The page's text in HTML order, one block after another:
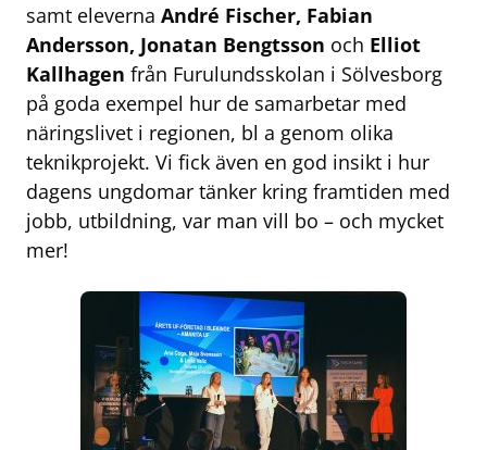
samt eleverna André Fischer, Fabian
Andersson, Jonatan Bengtsson och Elliot
Kallhagen från Furulundsskolan i Sölvesborg
på goda exempel hur de samarbetar med
näringslivet i regionen, bl a genom olika
teknikprojekt. Vi fick även en god insikt i hur
dagens ungdomar tänker kring framtiden med
jobb, utbildning, var man vill bo – och mycket
mer!